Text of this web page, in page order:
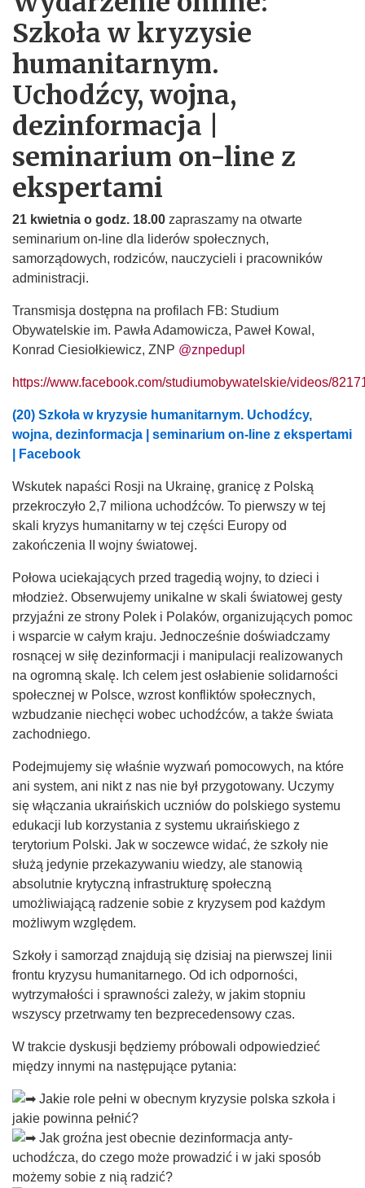
Szkoła w kryzysie
humanitarnym.
Uchodźcy, wojna,
dezinformacja |
seminarium on-line z
ekspertami
21 kwietnia o godz. 18.00 zapraszamy na otwarte
seminarium on-line dla liderów społecznych,
samorządowych, rodziców, nauczycieli i pracowników
administracji.
Transmisja dostępna na profilach FB: Studium
Obywatelskie im. Pawła Adamowicza, Paweł Kowal,
Konrad Ciesiołkiewicz, ZNP @znpedupl
https://www.facebook.com/studiumobywatelskie/videos/
(20) Szkoła w kryzysie humanitarnym. Uchodźcy,
wojna, dezinformacja | seminarium on-line z ekspertami
| Facebook
Wskutek napaści Rosji na Ukrainę, granicę z Polską
przekroczyło 2,7 miliona uchodźców. To pierwszy w tej
skali kryzys humanitarny w tej części Europy od
zakończenia II wojny światowej.
Połowa uciekających przed tragedią wojny, to dzieci i
młodzież. Obserwujemy unikalne w skali światowej gesty
przyjaźni ze strony Polek i Polaków, organizujących pomoc
i wsparcie w całym kraju. Jednocześnie doświadczamy
rosnącej w siłę dezinformacji i manipulacji realizowanych
na ogromną skalę. Ich celem jest osłabienie solidarności
społecznej w Polsce, wzrost konfliktów społecznych,
wzbudzanie niechęci wobec uchodźców, a także świata
zachodniego.
Podejmujemy się właśnie wyzwań pomocowych, na które
ani system, ani nikt z nas nie był przygotowany. Uczymy
się włączania ukraińskich uczniów do polskiego systemu
edukacji lub korzystania z systemu ukraińskiego z
terytorium Polski. Jak w soczewce widać, że szkoły nie
służą jedynie przekazywaniu wiedzy, ale stanowią
absolutnie krytyczną infrastrukturę społeczną
umożliwiającą radzenie sobie z kryzysem pod każdym
możliwym względem.
Szkoły i samorząd znajdują się dzisiaj na pierwszej linii
frontu kryzysu humanitarnego. Od ich odporności,
wytrzymałości i sprawności zależy, w jakim stopniu
wszyscy przetrwamy ten bezprecedensowy czas.
W trakcie dyskusji będziemy próbowali odpowiedzieć
między innymi na następujące pytania:
Jakie role pełni w obecnym kryzysie polska szkoła i
jakie powinna pełnić?
Jak groźna jest obecnie dezinformacja anty-
uchodźcza, do czego może prowadzić i w jaki sposób
możemy sobie z nią radzić?